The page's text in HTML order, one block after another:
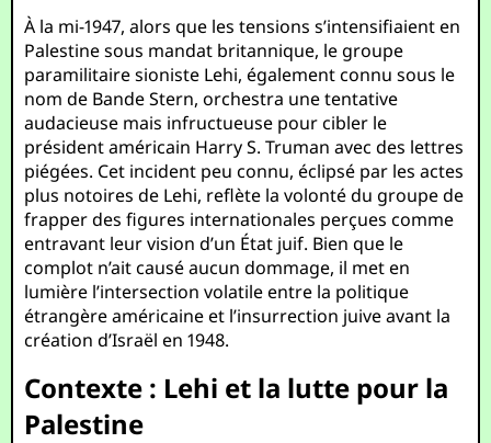
À la mi-1947, alors que les tensions s’intensifiaient en
Palestine sous mandat britannique, le groupe
paramilitaire sioniste Lehi, également connu sous le
nom de Bande Stern, orchestra une tentative
audacieuse mais infructueuse pour cibler le
président américain Harry S. Truman avec des lettres
piégées. Cet incident peu connu, éclipsé par les actes
plus notoires de Lehi, reflète la volonté du groupe de
frapper des figures internationales perçues comme
entravant leur vision d’un État juif. Bien que le
complot n’ait causé aucun dommage, il met en
lumière l’intersection volatile entre la politique
étrangère américaine et l’insurrection juive avant la
création d’Israël en 1948.
Contexte : Lehi et la lutte pour la
Palestine